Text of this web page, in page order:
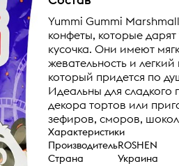
Yummi Gummi
конфеты, которые
кусочка. Они имеют
жевательность и
который придется по
Идеальны для сладкого
декора тортов или
зефиров, сморов,
Характеристики
ПроизводительROSHEN
Страна
Украина